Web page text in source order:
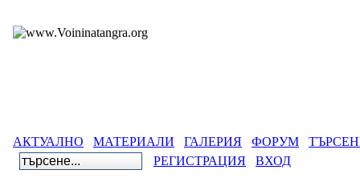
АКТУАЛНО МАТЕРИАЛИ ГАЛЕРИЯ ФОРУМ
РЕГИСТРАЦИЯ
ВХОД